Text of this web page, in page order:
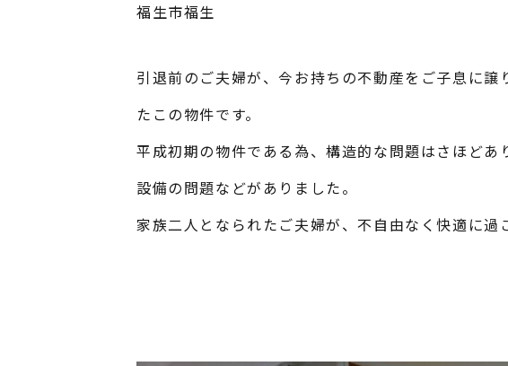
福生市福生
引退前のご夫婦が、今お持ちの不動産をご子息に
たこの物件です。
平成初期の物件である為、構造的な問題はさほど
設備の問題などがありました。
家族二人となられたご夫婦が、不自由なく快適に